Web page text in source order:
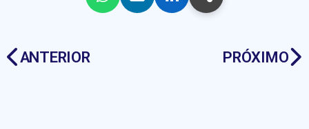
ANTERIOR PRÓXIMO